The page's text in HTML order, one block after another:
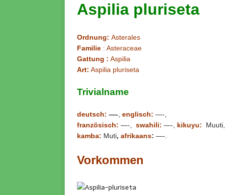
Aspilia pluriseta
Ordnung: Asterales
Familie : Asteraceae
Gattung : Aspilia
Art: Aspilia pluriseta
Trivialname
deutsch: —- englisch: —-,
französisch: —-, swahili: —-, kikuyu: Muuti,
kamba: Muti, afrikaans: —-.
Vorkommen